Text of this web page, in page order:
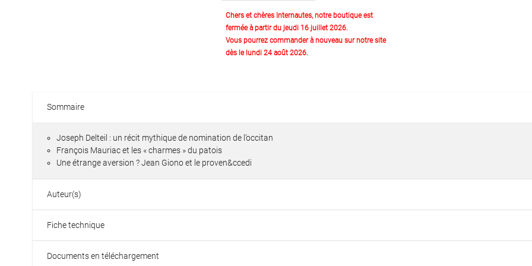
Chers et chères Internautes, notre boutique est
fermée à partir du jeudi 16 juillet 2026.
Vous pourrez commander à nouveau sur notre site
dès le lundi 24 août 2026.
Sommaire
Joseph Delteil : un récit mythique de nomination de l’occitan
François Mauriac et les « charmes » du patois
Une étrange aversion ? Jean Giono et le proven&ccedi
Auteur(s)
Fiche technique
Documents en téléchargement